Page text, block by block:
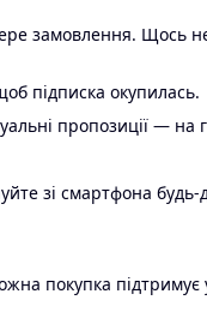
замовлення. Щось
підписка окупилась.
пропозиції — на
зі смартфона будь-
покупка підтримує